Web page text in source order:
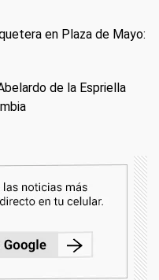
en Plaza de Mayo:
de la Espriella